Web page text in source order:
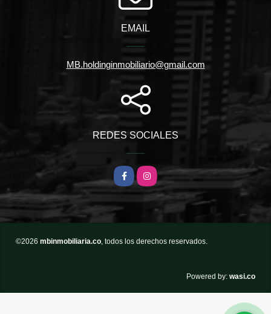
EMAIL
MB.holdinginmobiliario@gmail.com
REDES SOCIALES
FacebookInstagram
©2026 mbinmobiliaria.co , todos los derechos reservados.
Powered by: wasi.co